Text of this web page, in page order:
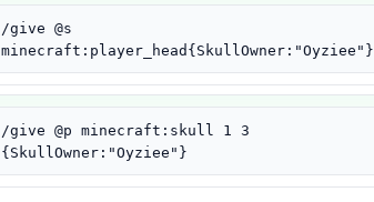
/give @s
minecraft:player_head{SkullOwner:"Oyziee"}
/give @p minecraft:skull 1 3
{SkullOwner:"Oyziee"}